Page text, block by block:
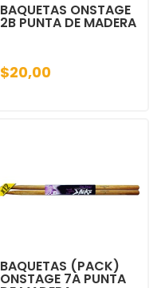
BAQUETAS ONSTAGE
2B PUNTA DE MADERA
$20,00
BAQUETAS (PACK)
ONSTAGE 7A PUNTA